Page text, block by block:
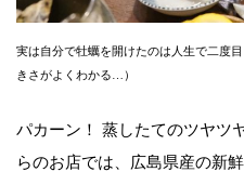
実は自分で牡蠣を開けたのは人生で二度
きさがよくわかる…）
パカーン！ 蒸したてのツヤツ
らのお店では、広島県産の新